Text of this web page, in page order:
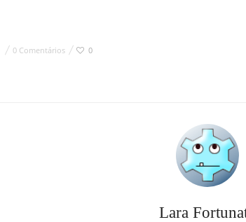
0 Comentários 0
Lara